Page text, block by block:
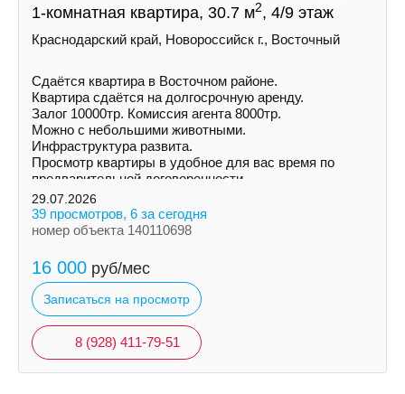
1-комнатная квартира, 30.7 м2, 4/9 этаж
Краснодарский край, Новороссийск г., Восточный
Сдаётся квартира в Восточном районе.
Квартира сдаётся на долгосрочную аренду.
Залог 10000тр. Комиссия агента 8000тр.
Можно с небольшими животными.
Инфраструктура развита.
Просмотр квартиры в удобное для вас время по
предварительной договоренности.
29.07.2026
39 просмотров, 6 за сегодня
номер объекта 140110698
16 000 руб/мес
Записаться на просмотр
8 (928) 411-79-51